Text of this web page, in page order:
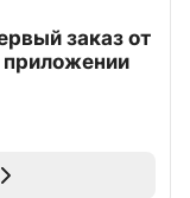
заказ от
приложении